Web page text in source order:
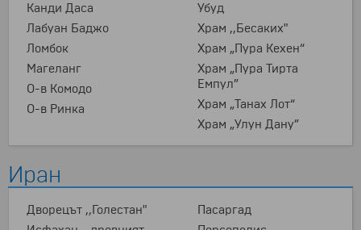
Канди Даса
Лабуан Баджо
Ломбок
Магеланг
О-в Комодо
О-в Ринка
Убуд
Храм ,,Бесаких"
Храм „Пура Кехен“
Храм „Пура Тирта
Емпул”
Храм „Танах Лот“
Храм „Улун Дану”
Иран
Дворецът ,,Голестан"
Пасаргад